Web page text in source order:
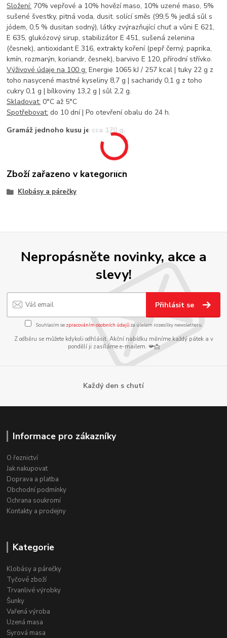
Složení: 70% vepřové a 10% hovězí maso, 10% uzené maso, 5%
sušené švestky, pitná voda, dusit. solící směs (99,5 % jedlá sůl s
jódem, 0,5 % dusitan sodný), látky zvýrazňující chuť a vůni E 621,
E 635, glukózový sirup, stabilizátor E 451, sušená zelenina
(česnek), antioxidant E 316, extrakty koření (pepř černý, paprika,
kmín, rozmarýn, koriandr, česnek), barvivo E 120, přírodní střívko.
Výživové údaje na 100 g: Energie 1065 kJ / 257 kcal | tuky 22 g z
toho nasycené mastné kyseliny 8,7 g | sacharidy 0,1 g z toho
cukry 0,1 g | bílkoviny 13,2 g | sůl 2,2 g.
Skladovat: 0°C až 5°C
Spotřebovat: do 10 dní | Po otevření obalu do 24 h.
Gramáž jednoho kusu je cca 170 g.
Zboží zařazeno v kategoriích
Klobásy a párečky
Nepropásněte novinky, akce a
slevy!
Přihlásit se
Souhlasím se zpracováním osobních údajůza účelem rozesílky newsletteru.
Z odběru se můžete kdykoli odhlásit. Akční nabídku měníme každý pátek a v
pondělí ji zasíláme e-mailem. 📯📩
Každý den s chutí
Informace pro zákazníky
O řeznictví
Jak nakupovat
Doprava a platba
Obchodní podmínky
Ochrana soukromí
Kontakty a prodejny
Kategorie
Klobásy a párečky
Tyčové zboží
Trvanlivé výrobky
Šunky
Vařená výroba
Uzená masa
Syrová masa